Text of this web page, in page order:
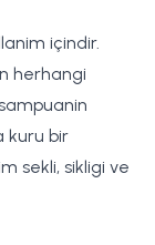
içindir.
herhangi
kuru bir
sekli, sikligi ve